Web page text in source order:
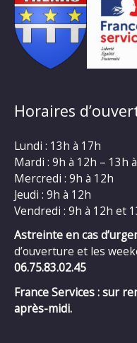
Horaires
Lundi : 13h à 17h
Mardi : 9h à 12h – 13h
Mercredi : 9h à 12h
Jeudi : 9h à 12h
Vendredi : 9h à 12h et
Astreinte en cas
d’ouverture et les
06.75.83.02.45
France Services : sur
après-midi.